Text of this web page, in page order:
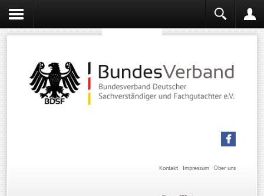
Über uns
Impressum
Kontakt